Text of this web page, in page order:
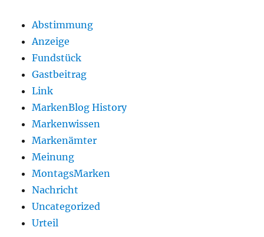
Abstimmung
Anzeige
Fundstück
Gastbeitrag
Link
MarkenBlog History
Markenwissen
Markenämter
Meinung
MontagsMarken
Nachricht
Uncategorized
Urteil